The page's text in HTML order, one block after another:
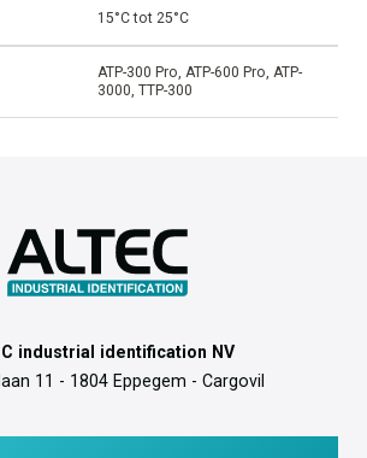
15°C tot 25°C
ATP-300 Pro, ATP-600 Pro, ATP-
3000, TTP-300
industrial identification NV
11 - 1804 Eppegem - Cargovil